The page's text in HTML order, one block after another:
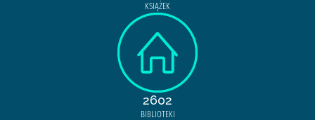
KSIĄŻEK
2602
BIBLIOTEKI